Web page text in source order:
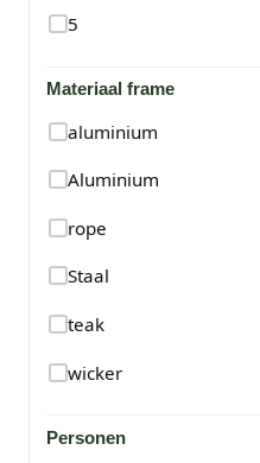
5
Materiaal frame
aluminium
Aluminium
rope
Staal
teak
wicker
Personen